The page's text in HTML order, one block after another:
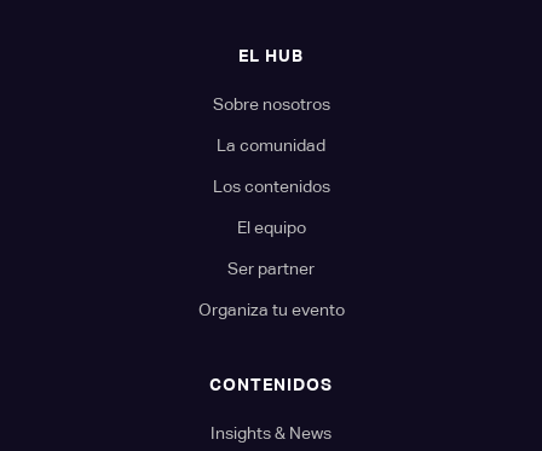
EL HUB
Sobre nosotros
La comunidad
Los contenidos
El equipo
Ser partner
Organiza tu evento
CONTENIDOS
Insights & News